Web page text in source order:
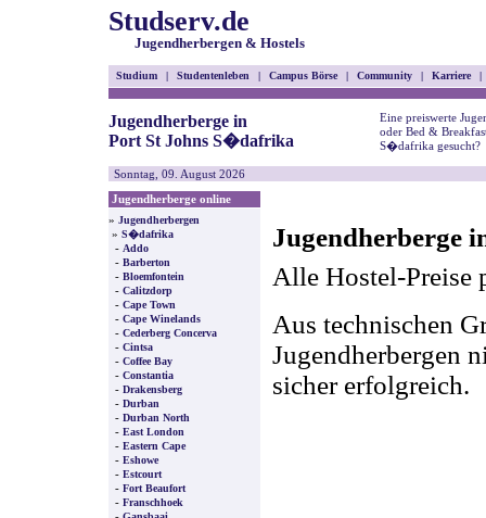
Studserv.de
Jugendherbergen & Hostels
Studium | Studentenleben | Campus Börse | Community | Karriere |
Jugendherberge in
Port St Johns S�dafrika
Eine preiswerte
oder Bed &
S�dafrika gesucht?
Sonntag, 09. August 2026
Jugendherberge online
» Jugendherbergen
» S�dafrika
- Addo
- Barberton
- Bloemfontein
- Calitzdorp
- Cape Town
- Cape Winelands
- Cederberg Concerva
- Cintsa
- Coffee Bay
- Constantia
- Drakensberg
- Durban
- Durban North
- East London
- Eastern Cape
- Eshowe
- Estcourt
- Fort Beaufort
- Franschhoek
Jugendherberge
Alle Hostel-Preise
Aus technischen
Jugendherbergen
sicher erfolgreich.